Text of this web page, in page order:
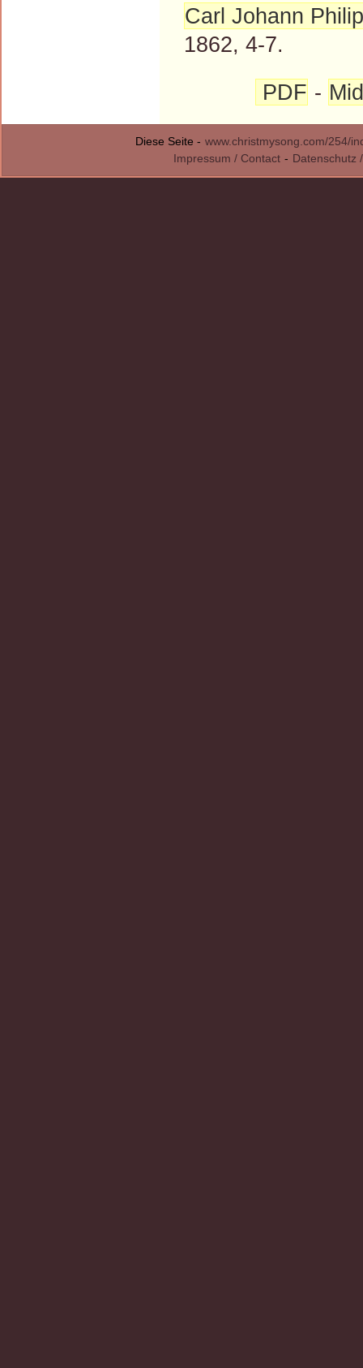
Carl Johann
1862, 4-7.
PDF -
Diese Seite - www.christmysong.com/254/
Impressum / Contact - Datenschutz